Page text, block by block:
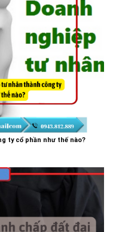
ty cổ phần như thế nào?